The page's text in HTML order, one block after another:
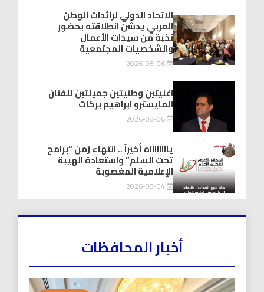
الاتحاد الدولي لرائدات الوطن
العربي يدشّن انطلاقته بحضور
نخبة من سيدات الأعمال
والشخصيات المجتمعية
2026-08-06
اغنيتين وطنيتين جميلتين للفنان
المايسترو ابراهيم بركات
2026-08-06
يااااااااه أخيراً .. انتهاء زمن “برامج
تحت السلم” واستعادة الهيبة
الإعلامية المغصوبة
2026-08-04
أخبار المحافظات